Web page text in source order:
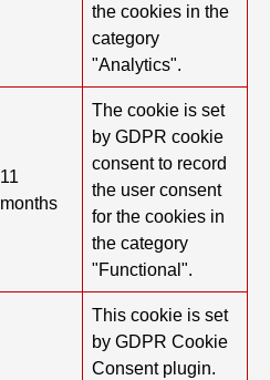
the cookies in the
category
"Analytics".
11
months
The cookie is set
by GDPR cookie
consent to record
the user consent
for the cookies in
the category
"Functional".
This cookie is set
by GDPR Cookie
Consent plugin.